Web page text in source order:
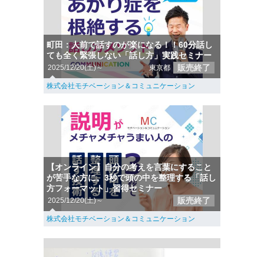
町田：人前で話すのが楽になる！！60分話し
ても全く緊張しない「話し方」実践セミナー
2025/12/20(土)～ 東京都 販売終了
株式会社モチベーション＆コミュニケーション
【オンライン】自分の考えを言葉にすること
が苦手な方に。3秒で頭の中を整理する「話し
方フォーマット」習得セミナー
2025/12/20(土)～ 販売終了
株式会社モチベーション＆コミュニケーション